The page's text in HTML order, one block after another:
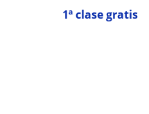
1ª clase gratis